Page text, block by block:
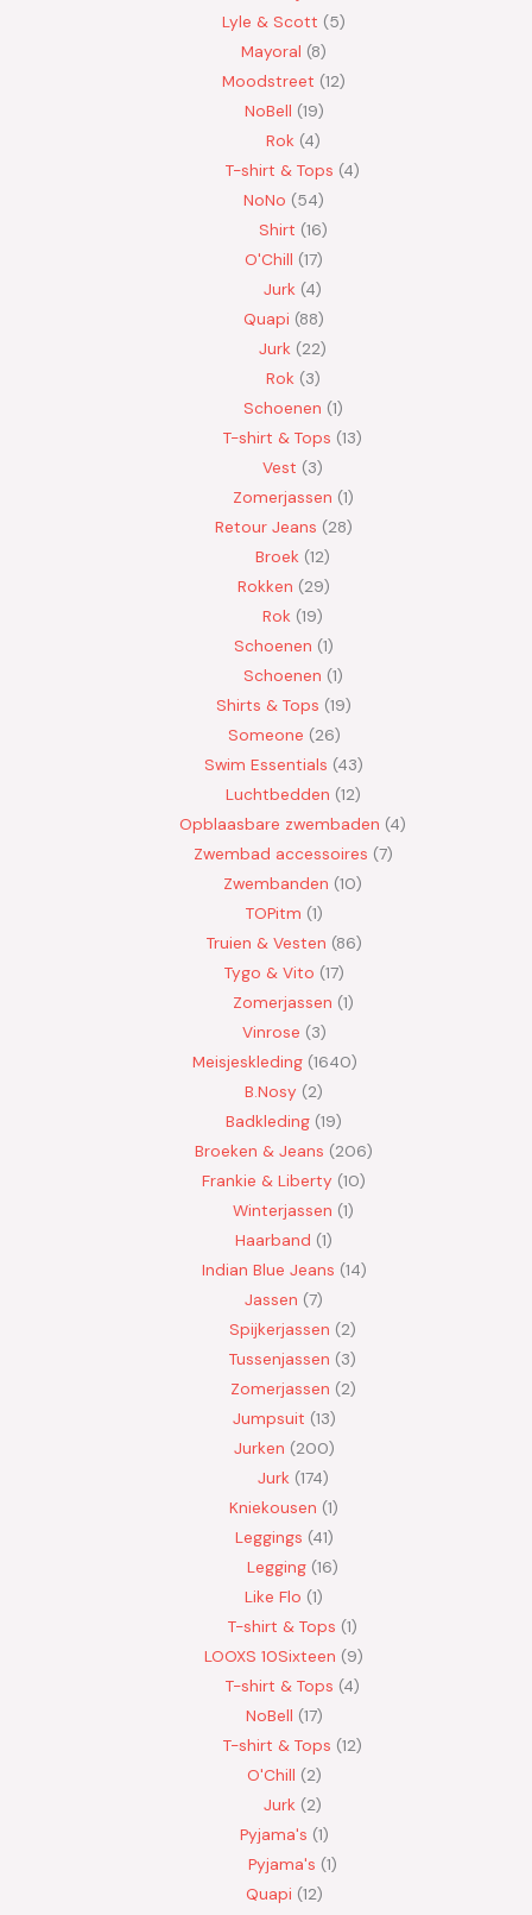
Lyle & Scott
5
Mayoral 8
Moodstreet 12
NoBell 19
Rok 4
T-shirt & Tops 4
NoNo
54
Shirt 16
O'Chill 17
Jurk 4
Quapi 88
Jurk
22
Rok 3
Schoenen 1
T-shirt & Tops 13
Vest
3
Zomerjassen 1
Retour Jeans
28
Broek 12
Rokken
29
Rok 19
Schoenen 1
Schoenen 1
Shirts & Tops 19
Someone 26
Swim Essentials 43
Luchtbedden 12
Opblaasbare zwembaden 4
Zwembad accessoires 7
Zwembanden 10
TOPitm 1
Truien & Vesten 86
Tygo & Vito 17
Zomerjassen 1
Vinrose 3
Meisjeskleding 1640
B.Nosy
2
Badkleding 19
Broeken & Jeans
206
Frankie & Liberty 10
Winterjassen 1
Haarband 1
Indian Blue Jeans 14
Jassen 7
Spijkerjassen
2
Tussenjassen
3
Zomerjassen 2
Jumpsuit 13
Jurken 200
Jurk 174
Kniekousen 1
Leggings 41
Legging 16
Like Flo 1
T-shirt & Tops 1
LOOXS 10Sixteen
9
T-shirt & Tops 4
NoBell 17
T-shirt & Tops 12
O'Chill 2
Jurk
2
Pyjama's 1
Pyjama's 1
Quapi 12